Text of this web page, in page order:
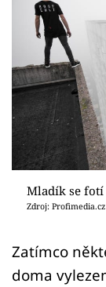
Zahrada
Design
Sledujte
Přihlášení
Sledujte nás
Mladík se fotí
Zdroj: Profimedia.cz
Zatímco
doma